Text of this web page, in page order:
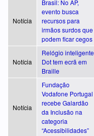
Notícia
Brasil: No AP,
evento busca
recursos para
irmãos surdos que
podem ficar cegos
Notícia
Relógio inteligente
Dot tem ecrã em
Braille
Notícia
Fundação
Vodafone Portugal
recebe Galardão
da Inclusão na
categoria
“Acessibilidades”